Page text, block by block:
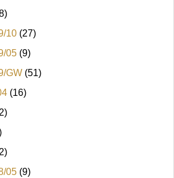
10 (27)
05 (9)
GW (51)
(16)
05 (9)